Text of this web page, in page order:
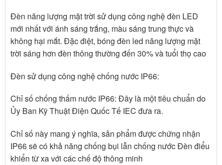
Đèn năng lượng mặt trời sử dụng công nghệ đèn LED
mới nhất với ánh sáng trắng, màu sáng trung thực và
không hại mắt. Đặc điệt, bóng đèn led năng lượng mặt
trời sáng hơn đèn thông thường đến 30% và tuổi thọ cao
Đèn sử dụng công nghệ chống nước IP66:
Chỉ số chống thấm nước IP66: Đây là một tiêu chuẩn do
Ủy Ban Kỹ Thuật Điện Quốc Tế IEC đưa ra.
Chỉ số này mang ý nghĩa, sản phẩm được chứng nhận
IP66 sẽ có khả năng chống bụi lẫn chống nước Đèn điểu
khiển từ xa với các chế độ thông minh